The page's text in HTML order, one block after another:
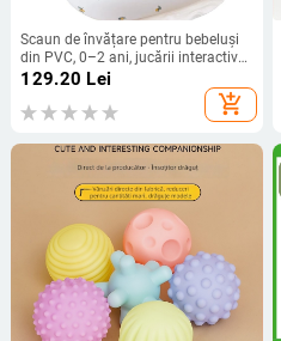
Scaun de învățare pentru bebeluși
din PVC, 0–2 ani, jucării interactive
și comunicare părinte-copil
129.20 Lei
add_shopping_cart